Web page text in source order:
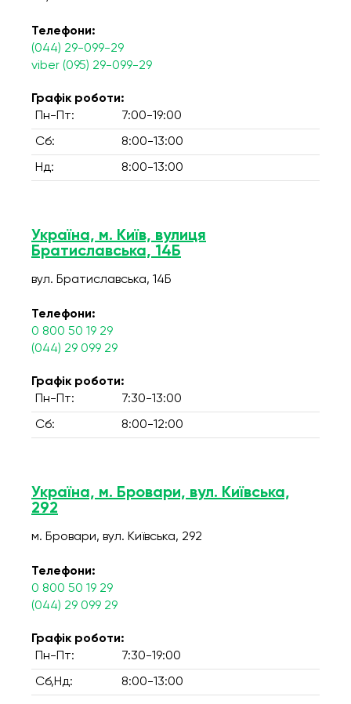
Телефони:
(044) 29-099-29
viber (095) 29-099-29
Графік роботи:
Пн-Пт:
7:00-19:00
Сб: 8:00-13:00
Нд: 8:00-13:00
Україна, м. Київ, вулиця
Братиславська, 14Б
вул. Братиславська, 14Б
Телефони:
0 800 50 19 29
(044) 29 099 29
Графік роботи:
Пн-Пт:
7:30-13:00
Сб: 8:00-12:00
Україна, м. Бровари, вул. Київська,
292
м. Бровари, вул. Київська, 292
Телефони:
0 800 50 19 29
(044) 29 099 29
Графік роботи:
Пн-Пт:
7:30-19:00
Сб,Нд: 8:00-13:00